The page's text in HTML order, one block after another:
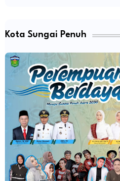
Kota Sungai Penuh